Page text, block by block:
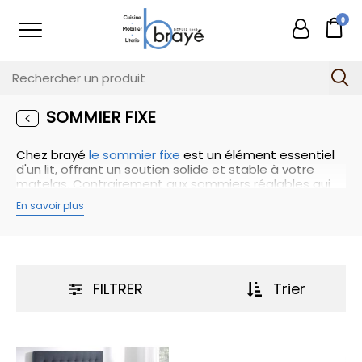
0
SOMMIER FIXE
Chez brayé le sommier fixe est un élément essentiel
d'un lit, offrant un soutien solide et stable à votre
matelas. Contrairement aux sommiers réglables qui
permettent d'ajuster la position du lit, les sommiers
fixes sont conçus pour rester dans une position fixe et
bois ou en métal, avec des lattes ou des ressorts qui
apportent une répartition équilibrée du poids et un
soutien adapté à votre corps pendant le sommeil. Ils
correcte et un bon alignement corporel.
En choisissant un sommier fixe de qualité, vous
En savoir plus
FILTRER Trier